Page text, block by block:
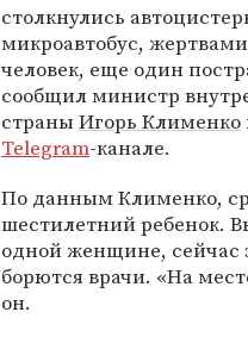
столкнулись
микроавтобус,
человек, еще один
сообщил министр
страныИгорь Клименко
Telegram-канале.
По данным Клименко,
шестилетний ребенок.
одной женщине, сейчас
борются врачи. «На
он.